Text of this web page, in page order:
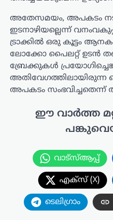
അതേസമയം, അപകടം
ഇടനാഴിയല്ലെന്ന്
ട്രാക്കിൽ ഒരു കൂട്ടം
ലോക്കോ പൈലറ്റ് ഉടൻ
ബ്രേക്കുകൾ
അതിവേഗത്തിലായിരുന്ന
അപകടം സംഭവിച്ചതെന്ന്
ഈ വാർത്ത
വാട്സ്ആപ്പ്
എക്സ് (X)
ടെലിഗ്രാം